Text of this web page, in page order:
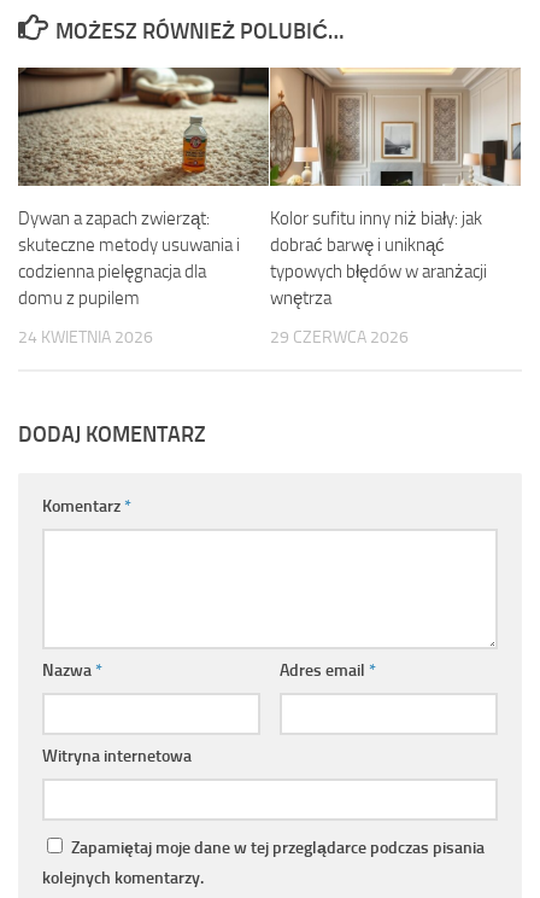
MOŻESZ RÓWNIEŻ POLUBIĆ…
Dywan a zapach zwierząt:
skuteczne metody usuwania i
codzienna pielęgnacja dla
domu z pupilem
24 KWIETNIA 2026
Kolor sufitu inny niż biały: jak
dobrać barwę i uniknąć
typowych błędów w aranżacji
wnętrza
29 CZERWCA 2026
DODAJ KOMENTARZ
Komentarz*
Nazwa* Adres email *
Witryna internetowa
Zapamiętaj moje dane w tej przeglądarce podczas pisania
kolejnych komentarzy.